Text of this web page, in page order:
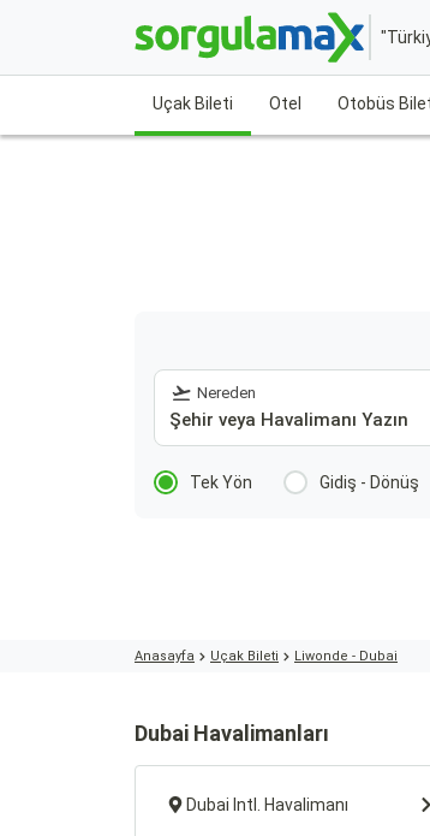
Uçak Bileti Otel Otobüs
Nereden
Tek Yön Gidiş - Dönüş
Anasayfa Uçak Bileti Liwonde - Dubai
Dubai Havalimanları
Dubai Intl. Havalimanı